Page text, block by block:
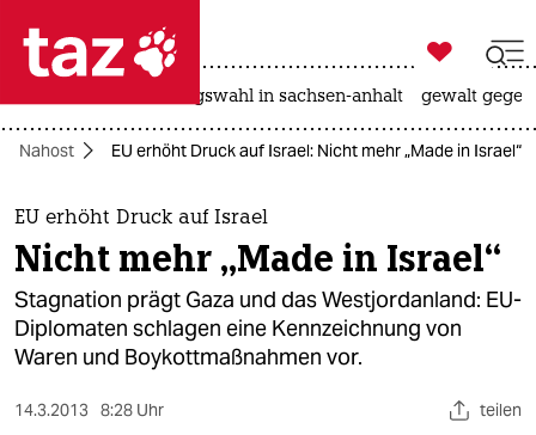
 taz zahl ich
taz zahl ich
themen
politik
öko
gesellschaft

taz zahl ich
landtagswahl in sachsen-anhalt gewalt
Nahost EU erhöht Druck auf Israel: Nicht mehr „Made in Israel“
EU erhöht Druck auf Israel
Nicht mehr „Made in Israel“
Stagnation prägt Gaza und das Westjordanland: EU-
Diplomaten schlagen eine Kennzeichnung von
Waren und Boykottmaßnahmen vor.
14.3.2013 8:28 Uhr teilen